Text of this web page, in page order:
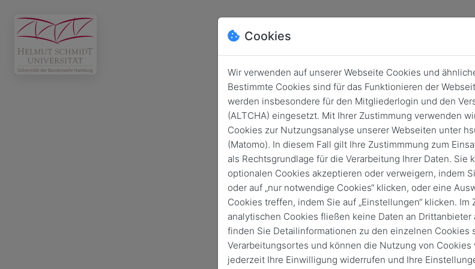
Login
Keine Zugangsdaten?
Cookies
Wir verwenden auf unserer Webseite Cookies und
Bestimmte Cookies sind für das Funktionieren der
werden insbesondere für den Mitgliederlogin und den
(ALTCHA) eingesetzt. Mit Ihrer Zustimmung verwenden
Cookies zur Nutzungsanalyse unserer Webseiten unter
(Matomo). In diesem Fall gilt Ihre Zustimmmung zum
als Rechtsgrundlage für die Verarbeitung Ihrer Daten. Sie
optionalen Cookies akzeptieren oder verweigern, indem
oder auf „nur notwendige Cookies“ klicken, oder eine
Cookies treffen, indem Sie auf „Einstellungen“ klicken. Im
analytischen Cookies fließen keine Daten an Drittanbieter
finden Sie Detailinformationen zu den einzelnen Cookies
Verarbeitungsortes und können die Nutzung von Cookies
jederzeit Ihre Einwilligung widerrufen und Ihre